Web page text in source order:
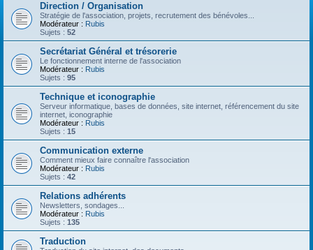
Direction / Organisation
Stratégie de l'association, projets, recrutement des bénévoles...
Modérateur : Rubis
Sujets : 52
Secrétariat Général et trésorerie
Le fonctionnement interne de l'association
Modérateur : Rubis
Sujets : 95
Technique et iconographie
Serveur informatique, bases de données, site internet, référencement du site
internet, iconographie
Modérateur : Rubis
Sujets : 15
Communication externe
Comment mieux faire connaître l'association
Modérateur : Rubis
Sujets : 42
Relations adhérents
Newsletters, sondages...
Modérateur : Rubis
Sujets : 135
Traduction